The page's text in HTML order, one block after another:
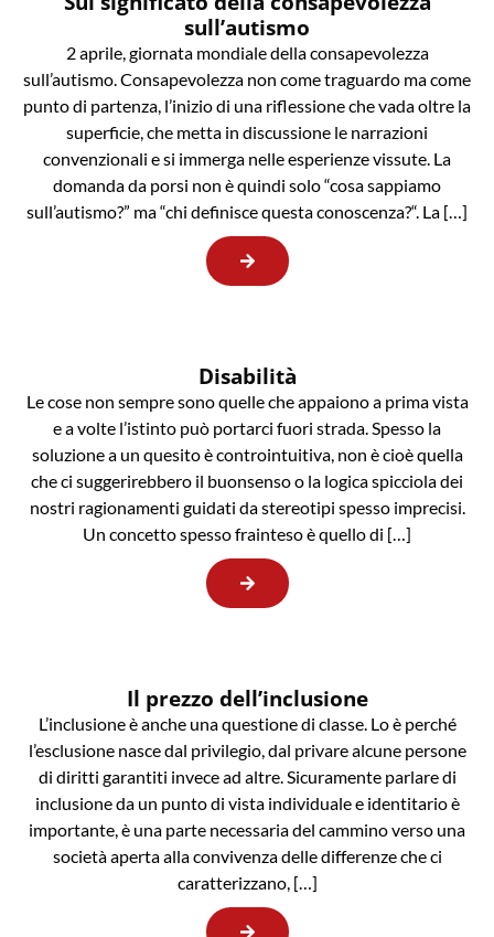
sull’autismo
2 aprile, giornata mondiale della consapevolezza
sull’autismo. Consapevolezza non come traguardo ma come
punto di partenza, l’inizio di una riflessione che vada oltre la
superficie, che metta in discussione le narrazioni
convenzionali e si immerga nelle esperienze vissute. La
domanda da porsi non è quindi solo “cosa sappiamo
sull’autismo?” ma “chi definisce questa conoscenza?“. La […]
Disabilità
Le cose non sempre sono quelle che appaiono a prima vista
e a volte l’istinto può portarci fuori strada. Spesso la
soluzione a un quesito è controintuitiva, non è cioè quella
che ci suggerirebbero il buonsenso o la logica spicciola dei
nostri ragionamenti guidati da stereotipi spesso imprecisi.
Un concetto spesso frainteso è quello di […]
Il prezzo dell’inclusione
L’inclusione è anche una questione di classe. Lo è perché
l’esclusione nasce dal privilegio, dal privare alcune persone
di diritti garantiti invece ad altre. Sicuramente parlare di
inclusione da un punto di vista individuale e identitario è
importante, è una parte necessaria del cammino verso una
società aperta alla convivenza delle differenze che ci
caratterizzano, […]